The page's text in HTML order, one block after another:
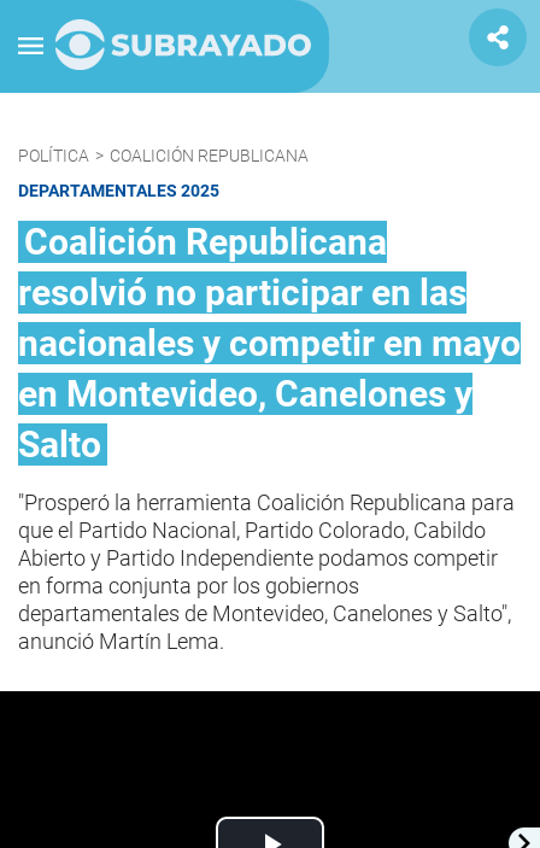
POLÍTICA > COALICIÓN REPUBLICANA
DEPARTAMENTALES 2025
Coalición Republicana
resolvió no participar en las
nacionales y competir en mayo
en Montevideo, Canelones y
Salto
"Prosperó la herramienta Coalición Republicana para
que el Partido Nacional, Partido Colorado, Cabildo
Abierto y Partido Independiente podamos competir
en forma conjunta por los gobiernos
departamentales de Montevideo, Canelones y Salto",
anunció Martín Lema.